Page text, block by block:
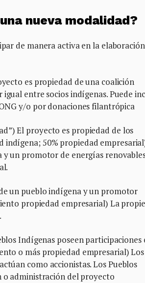
nueva modalidad?
de manera activa en la
es propiedad de una coalición
entre socios indígenas. Puede
y/o por donaciones filantrópica
El proyecto es propiedad de los
50% propiedad
un promotor de energías
un pueblo indígena y un promotor
propiedad empresarial) La
Indígenas poseen participaciones
o más propiedad empresarial) Los
como accionistas. Los Pueblos
administración del proyecto